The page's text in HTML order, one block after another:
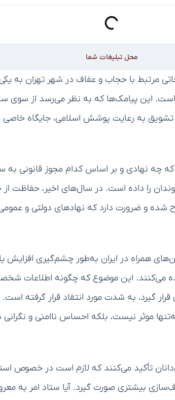
محل تبلیغات شما
مرتبط با حجاب و عفاف در شهر تهران به
این پیامک‌ها که به نظر می‌رسد از سوی
تشویق به رعایت پوشش اسلامی، جایگاه خاصی
نهادی و بر اساس کدام مجوز قانونی به
را داده است. در سال‌های اخیر، حفاظت
و ضرورت دارد که نهادهای دولتی و
همراه در ایران به‌طور چشم‌گیری افزایش
می‌کنند. این موضوع که چگونه اطلاعات
قرار گیرد، به شدت مورد انتقاد قرار گرفته
موثر نیست، بلکه احساس ناامنی و
تأکید می‌کنند که لازم است در خصوص
بیشتری صورت گیرد. آیا ستاد امر به